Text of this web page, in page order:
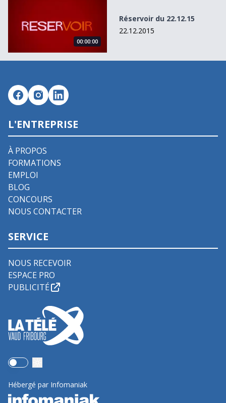
00:00:00
Réservoir du 22.12.15
22.12.2015
L'ENTREPRISE
À PROPOS
FORMATIONS
EMPLOI
BLOG
CONCOURS
NOUS CONTACTER
SERVICE
NOUS RECEVOIR
ESPACE PRO
PUBLICITÉ
Use setting
Hébergé par Infomaniak